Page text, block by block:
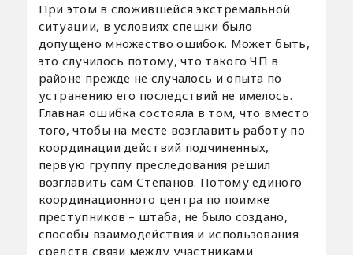
При этом в сложившейся экстремальной
ситуации, в условиях спешки было
допущено множество ошибок. Может быть,
это случилось потому, что такого ЧП в
районе прежде не случалось и опыта по
устранению его последствий не имелось.
Главная ошибка состояла в том, что вместо
того, чтобы на месте возглавить работу по
координации действий подчиненных,
первую группу преследования решил
возглавить сам Степанов. Потому единого
координационного центра по поимке
преступников – штаба, не было создано,
способы взаимодействия и использования
средств связи между участниками